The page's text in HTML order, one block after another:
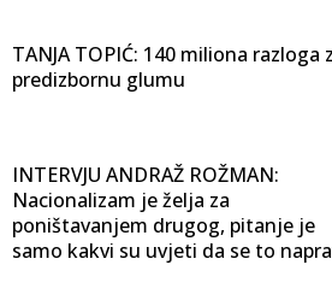
TANJA TOPIĆ: 140 miliona razloga
predizbornu glumu
INTERVJU ANDRAŽ ROŽMAN:
Nacionalizam je želja za
poništavanjem drugog, pitanje je
samo kakvi su uvjeti da se to